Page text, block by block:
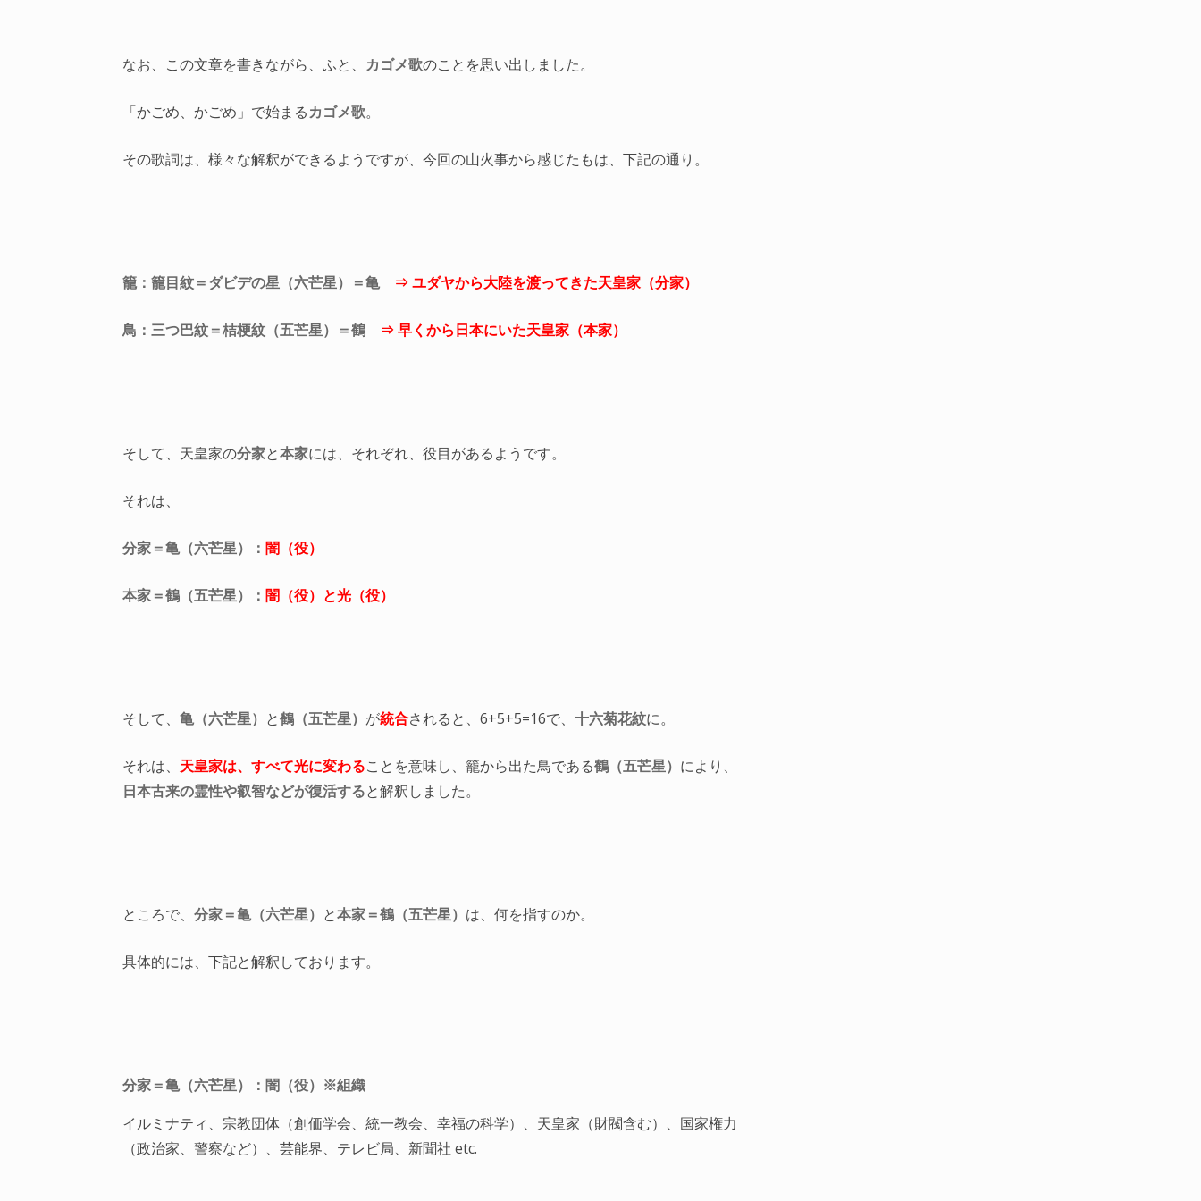
なお、この文章を書きながら、ふと、 カゴメ歌のことを思い出しました。
「かごめ、かごめ」で始まるカゴメ歌。
その歌詞は、様々な解釈ができるようですが、今回の山火事から感じたもは、下記の通り。
籠：籠目紋＝ダビデの星（六芒星）＝亀 ⇒ ユダヤから大陸を渡ってきた天皇家（分家）
鳥：三つ巴紋＝桔梗紋（五芒星）＝鶴 ⇒ 早くから日本にいた天皇家（本家）
そして、天皇家の分家と本家には、それぞれ、役目があるようです。
それは、
分家＝亀（六芒星）： 闇（役）
本家＝鶴（五芒星）： 闇（役）と光（役）
そして、 亀（六芒星） と鶴（五芒星） が統合されると、6+5+5=16で、 十六菊花紋に。
それは、 天皇家は、すべて光に変わることを意味し、籠から出た鳥である鶴（五芒星） により、
日本古来の霊性や叡智などが復活すると解釈しました。
ところで、 分家＝亀（六芒星） と本家＝鶴（五芒星） は、何を指すのか。
具体的には、下記と解釈しております。
分家＝亀（六芒星）：闇（役）※組織
イルミナティ、宗教団体（創価学会、統一教会、幸福の科学）、天皇家（財閥含む）、国家権力
（政治家、警察など）、芸能界、テレビ局、新聞社 etc.